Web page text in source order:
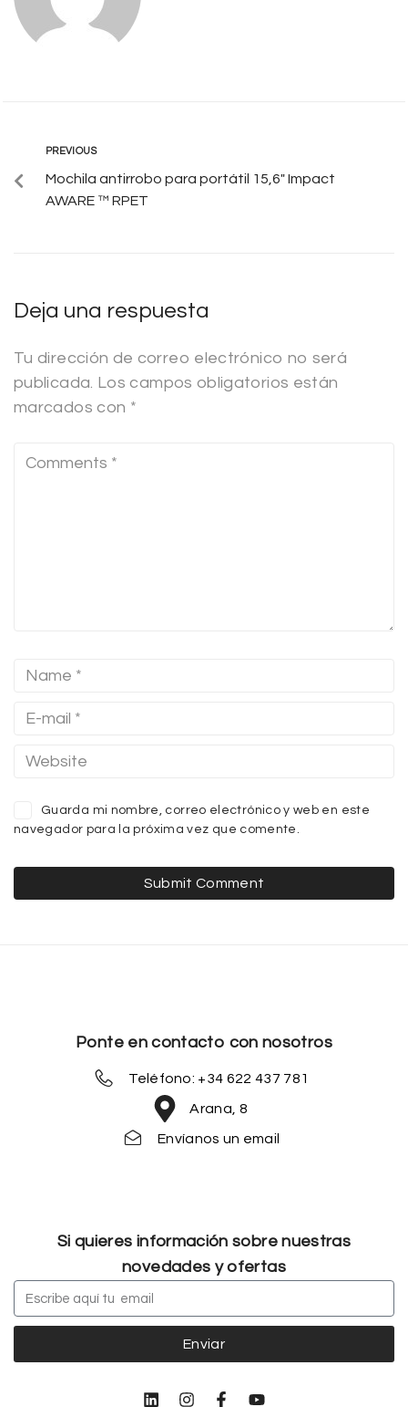
PREVIOUS
Mochila antirrobo para portátil 15,6″ Impact
AWARE ™ RPET
Deja una respuesta
Tu dirección de correo electrónico no será
publicada. Los campos obligatorios están
marcados con *
Guarda mi nombre, correo electrónico y web en este
navegador para la próxima vez que comente.
Ponte en contacto con nosotros
Teléfono: +34 622 437 781
Arana, 8
Envíanos un email
Si quieres información sobre nuestras
novedades y ofertas
Enviar